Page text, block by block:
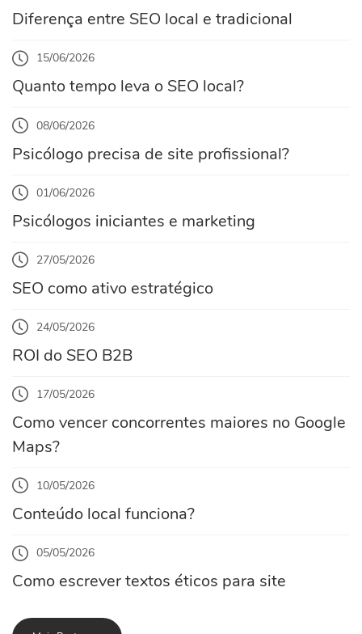
Diferença entre SEO local e tradicional
15/06/2026
Quanto tempo leva o SEO local?
08/06/2026
Psicólogo precisa de site profissional?
01/06/2026
Psicólogos iniciantes e marketing
27/05/2026
SEO como ativo estratégico
24/05/2026
ROI do SEO B2B
17/05/2026
Como vencer concorrentes maiores no Google
Maps?
10/05/2026
Conteúdo local funciona?
05/05/2026
Como escrever textos éticos para site